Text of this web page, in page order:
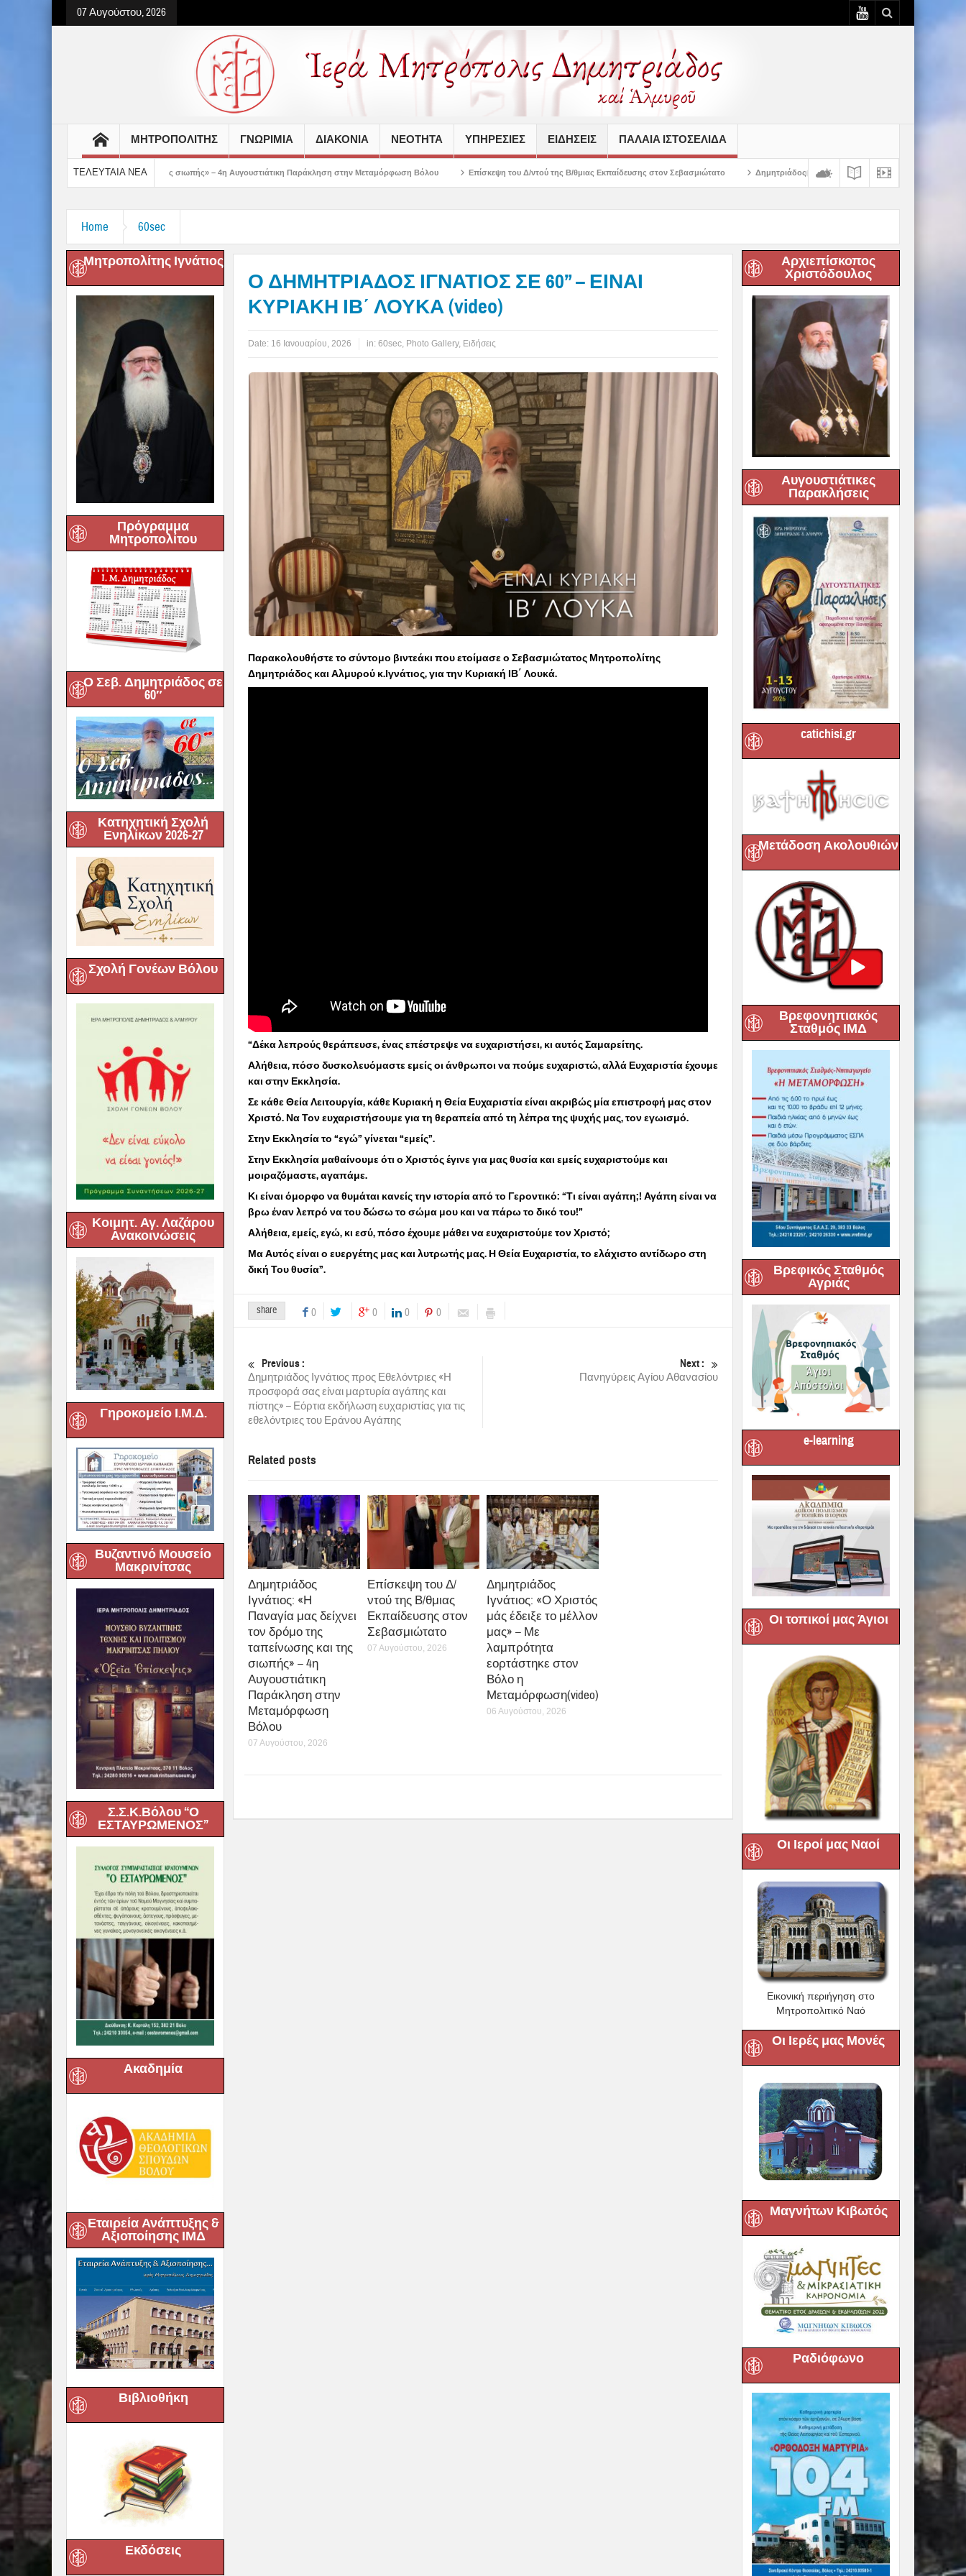
07 Αυγούστου, 2026
ΜΗΤΡΟΠΟΛΙΤΗΣ ΓΝΩΡΙΜΙΑ ΔΙΑΚΟΝΙΑ ΝΕΟΤΗΤΑ ΥΠΗΡΕΣΙΕΣ ΕΙΔΗΣΕΙΣ ΠΑΛΑΙΆ ΙΣΤΟΣΕΛΊΔΑ
ΤΕΛΕΥΤΑΙΑ ΝΕΑ
της ταπείνωσης και της σιωπής» – 4η Αυγουστιάτικη Παράκληση στην Μεταμόρφωση Βόλου Επίσκεψη του Δ/ντού της Β/θμιας Εκπαίδευσης στον Σεβασμιώτατο Δημητριάδος Ιγνάτιος: «Ο Χριστός μάς έδειξε το μέλλον μας» – Με
Home 60sec
Μητροπολίτης Ιγνάτιος
Πρόγραμμα
Μητροπολίτου
Ο Σεβ. Δημητριάδος σε
60″
Κατηχητική Σχολή
Ενηλίκων 2026-27
Σχολή Γονέων Βόλου
Κοιμητ. Αγ. Λαζάρου
Ανακοινώσεις
Γηροκομείο Ι.Μ.Δ.
Βυζαντινό Μουσείο
Μακρινίτσας
Σ.Σ.Κ.Βόλου “Ο
ΕΣΤΑΥΡΩΜΕΝΟΣ”
Ακαδημία
Εταιρεία Ανάπτυξης &
Αξιοποίησης ΙΜΔ
Βιβλιοθήκη
Εκδόσεις
Ο ΔΗΜΗΤΡΙΑΔΟΣ ΙΓΝΑΤΙΟΣ ΣΕ 60’’ – ΕΙΝΑΙ
ΚΥΡΙΑΚΗ ΙΒ΄ ΛΟΥΚΑ (video)
Date: 16 Ιανουαρίου, 2026 in: 60sec, Photo Gallery, Ειδήσεις
Παρακολουθήστε το σύντομο βιντεάκι που ετοίμασε ο Σεβασμιώτατος Μητροπολίτης
Δημητριάδος και Αλμυρού κ.Ιγνάτιος, για την Κυριακή ΙΒ΄ Λουκά.
“Δέκα λεπρούς θεράπευσε, ένας επέστρεψε να ευχαριστήσει, κι αυτός Σαμαρείτης.
Αλήθεια, πόσο δυσκολευόμαστε εμείς οι άνθρωποι να πούμε ευχαριστώ, αλλά Ευχαριστία έχουμε
και στην Εκκλησία.
Σε κάθε Θεία Λειτουργία, κάθε Κυριακή η Θεία Ευχαριστία είναι ακριβώς μία επιστροφή μας στον
Χριστό. Να Τον ευχαριστήσουμε για τη θεραπεία από τη λέπρα της ψυχής μας, τον εγωισμό.
Στην Εκκλησία το “εγώ” γίνεται “εμείς”.
Στην Εκκλησία μαθαίνουμε ότι ο Χριστός έγινε για μας θυσία και εμείς ευχαριστούμε και
μοιραζόμαστε, αγαπάμε.
Κι είναι όμορφο να θυμάται κανείς την ιστορία από το Γεροντικό: “Τι είναι αγάπη;! Αγάπη είναι να
βρω έναν λεπρό να του δώσω το σώμα μου και να πάρω το δικό του!”
Αλήθεια, εμείς, εγώ, κι εσύ, πόσο έχουμε μάθει να ευχαριστούμε τον Χριστό;
Μα Αυτός είναι ο ευεργέτης μας και λυτρωτής μας. Η Θεία Ευχαριστία, το ελάχιστο αντίδωρο στη
δική Του θυσία”.
share 0 0 0 0
Previous :
Δημητριάδος Ιγνάτιος προς Εθελόντριες «Η
προσφορά σας είναι μαρτυρία αγάπης και
πίστης» – Εόρτια εκδήλωση ευχαριστίας για τις
εθελόντριες του Εράνου Αγάπης
Next :
Πανηγύρεις Αγίου Αθανασίου
Related posts
Δημητριάδος
Ιγνάτιος: «Η
Παναγία μας δείχνει
τον δρόμο της
ταπείνωσης και της
σιωπής» – 4η
Αυγουστιάτικη
Παράκληση στην
Μεταμόρφωση
Βόλου
07 Αυγούστου, 2026
Επίσκεψη του Δ/
ντού της Β/θμιας
Εκπαίδευσης στον
Σεβασμιώτατο
07 Αυγούστου, 2026
Δημητριάδος
Ιγνάτιος: «Ο Χριστός
μάς έδειξε το μέλλον
μας» – Με
λαμπρότητα
εορτάστηκε στον
Βόλο η
Μεταμόρφωση(video)
06 Αυγούστου, 2026
Αρχιεπίσκοπος
Χριστόδουλος
Αυγουστιάτικες
Παρακλήσεις
catichisi.gr
Μετάδοση Ακολουθιών
Βρεφονηπιακός
Σταθμός ΙΜΔ
Βρεφικός Σταθμός
Αγριάς
e-learning
Οι τοπικοί μας Άγιοι
Οι Ιεροί μας Ναοί
Εικονική περιήγηση στο
Μητροπολιτικό Ναό
Οι Ιερές μας Μονές
Μαγνήτων Κιβωτός
Ραδιόφωνο